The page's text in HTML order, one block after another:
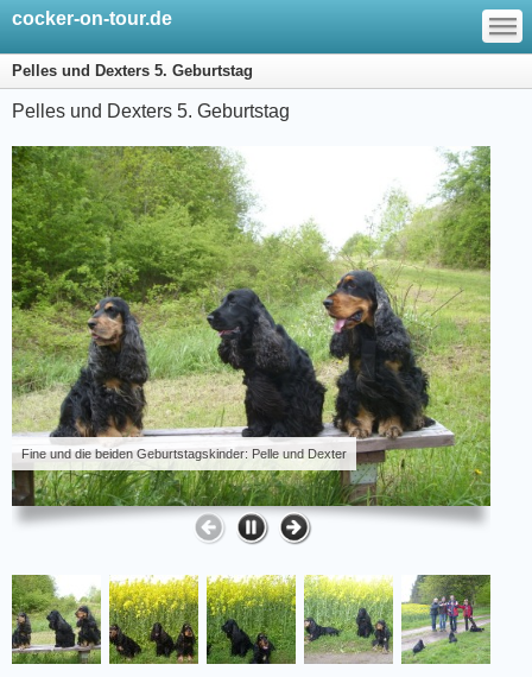
cocker-on-tour.de —
—
—
Pelles und Dexters 5. Geburtstag
Pelles und Dexters 5. Geburtstag
Fine und die beiden Geburtstagskinder: Pelle und Dexter